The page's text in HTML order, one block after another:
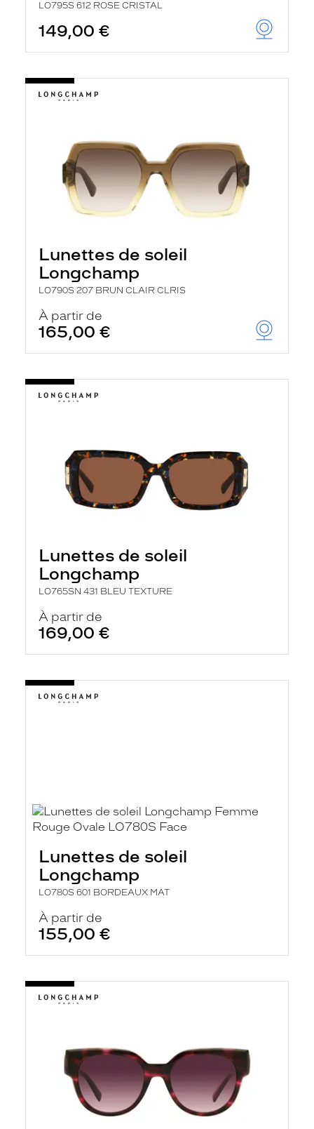
LO795S 612 ROSE CRISTAL
149,00 €
Lunettes de soleil
Longchamp
LO790S 207 BRUN CLAIR CLRIS
À partir de
165,00 €
Lunettes de soleil
Longchamp
LO765SN 431 BLEU TEXTURE
À partir de
169,00 €
Lunettes de soleil
Longchamp
LO780S 601 BORDEAUX MAT
À partir de
155,00 €